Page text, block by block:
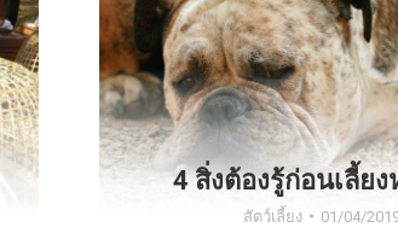
4 สิ่งต้องรู้ก่อนเลี้ย
สัตว์เลี้ยง 01/04/